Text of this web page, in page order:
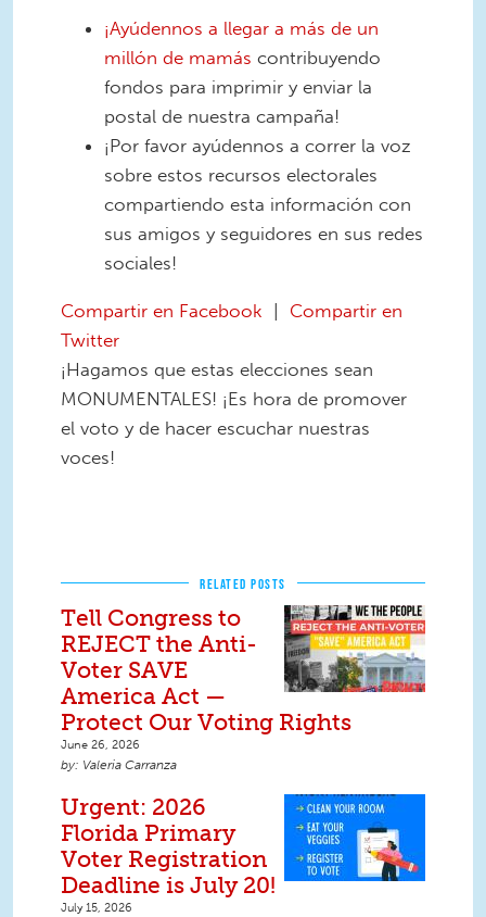
¡Ayúdennos a llegar a más de un
millón de mamás contribuyendo
fondos para imprimir y enviar la
postal de nuestra campaña!
¡Por favor ayúdennos a correr la voz
sobre estos recursos electorales
compartiendo esta información con
sus amigos y seguidores en sus redes
sociales!
Compartir en Facebook | Compartir en
Twitter
¡Hagamos que estas elecciones sean
MONUMENTALES! ¡Es hora de promover
el voto y de hacer escuchar nuestras
voces!
RELATED POSTS
Tell Congress to
REJECT the Anti-
Voter SAVE
America Act —
Protect Our Voting Rights
June 26, 2026
Valeria Carranza
Urgent: 2026
Florida Primary
Voter Registration
Deadline is July 20!
July 15, 2026